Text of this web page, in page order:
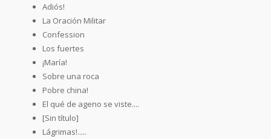
Adiós!
La Oración Militar
Confession
Los fuertes
¡María!
Sobre una roca
Pobre china!
El qué de ageno se viste....
[Sin título]
Lágrimas!.....